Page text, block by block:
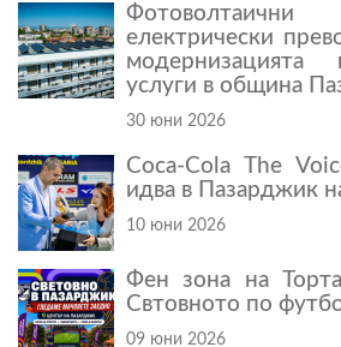
електрически
модернизацията
услуги в община
30 юни 2026
Coca-Cola The
идва в Пазарджик
10 юни 2026
Фен зона на
Свтовното по
09 юни 2026